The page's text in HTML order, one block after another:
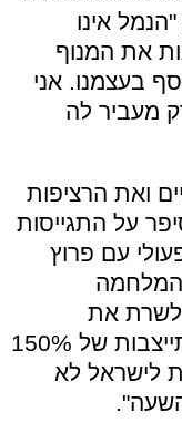
אינו
את המנוף
בעצמנו. אני
מעביר לה
ואת הרציפות
על התגייסות
עם פרוץ
המלחמה
לשרת את
המאמץ הלאומי. נרשמו אחוזי התייצבות של 150%
לישראל לא
השעה".